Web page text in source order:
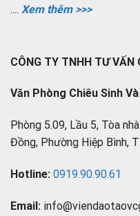
.... Xem thêm >>>
CÔNG TY TNHH TƯ VẤN
Văn Phòng Chiêu Sinh
Phòng 5.09, Lầu 5, Tòa
Đồng, Phường Hiệp Bình,
Hotline: 0919.90.90.61
Email: